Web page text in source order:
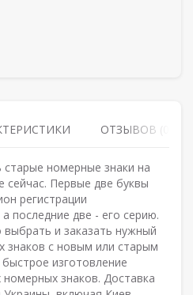
ОТЗЫВОВ (0)
номерные знаки на
Первые две буквы
регистрации
последние две - его серию.
и заказать нужный
знаков с новым или старым
изготовление
знаков. Доставка